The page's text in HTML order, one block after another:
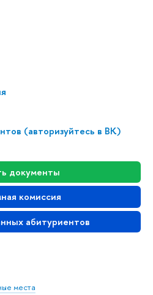
(авторизуйтесь в ВК)
документы
комиссия
абитуриентов
места